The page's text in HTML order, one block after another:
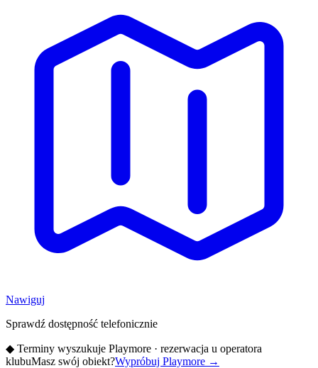
Nawiguj
Sprawdź dostępność telefonicznie
◆ Terminy wyszukuje Playmore · rezerwacja u operatora
klubuMasz swój obiekt?Wypróbuj Playmore →